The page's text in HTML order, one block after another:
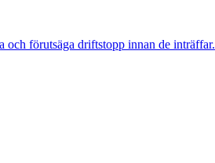
förutsäga driftstopp innan de inträffar.